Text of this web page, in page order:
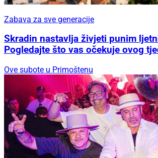
Zabava za sve generacije
Skradin nastavlja živjeti punim
Pogledajte što vas očekuje ovog
Ove subote u Primoštenu